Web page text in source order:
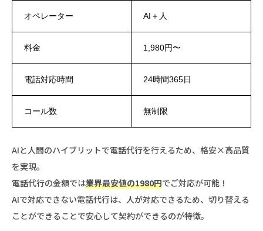
オペレーター AI＋人
料金 1,980円〜
電話対応時間 24時間365日
コール数 無制限
AIと人間のハイブリットで電話代行を行えるため、格安×高品質
を実現。
電話代行の金額では業界最安値の1980円でご対応が可能！
AIで対応できない電話代行は、人が対応できるため、切り替える
ことができることで安心して契約ができるのが特徴。